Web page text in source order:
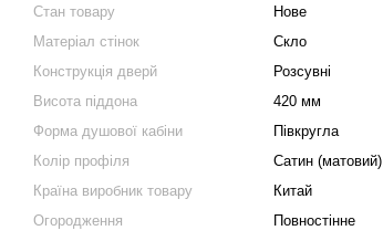
Стан товару
Нове
Матеріал стінок
Скло
Конструкція дверй
Розсувні
Висота піддона
420 мм
Форма душової кабіни
Півкругла
Колір профіля
Сатин (матовий)
Країна виробник товару
Китай
Огородження
Повностінне